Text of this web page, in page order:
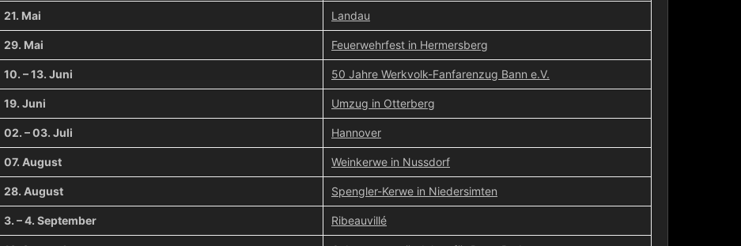
21. Mai Landau
29. Mai Feuerwehrfest in Hermersberg
10. – 13. Juni 50 Jahre Werkvolk-Fanfarenzug Bann e.V.
19. Juni Umzug in Otterberg
02. – 03. Juli Hannover
07. August Weinkerwe in Nussdorf
28. August Spengler-Kerwe in Niedersimten
3. – 4. September Ribeauvillé